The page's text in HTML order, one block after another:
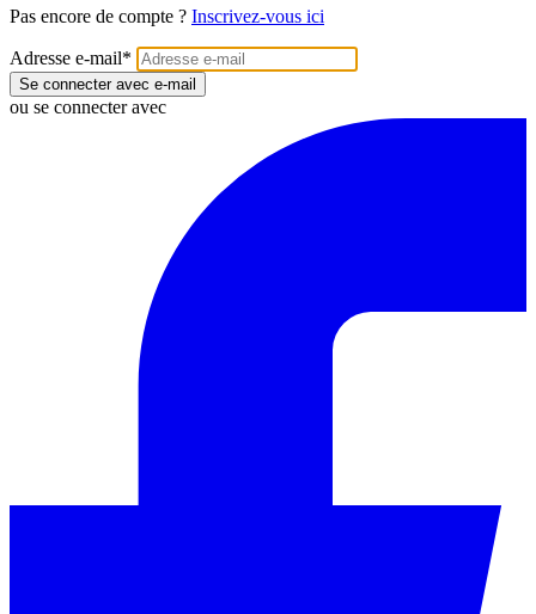
Pas encore de compte ? Inscrivez-vous ici
Adresse e-mail*
Se connecter avec e-mail
ou se connecter avec